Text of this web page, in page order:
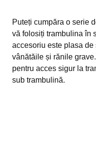
Puteți cumpăra o serie
vă folosiți trambulina în
accesoriu este plasa
vânătăile și rănile
pentru acces sigur la
sub trambulină.